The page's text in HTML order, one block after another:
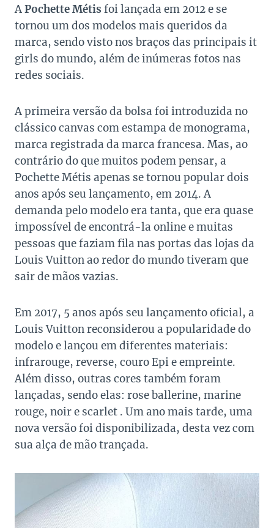
APochette Métis foi lançada em 2012 e se
tornou um dos modelos mais queridos da
marca, sendo visto nos braços das principais it
girls do mundo, além de inúmeras fotos nas
redes sociais.
A primeira versão da bolsa foi introduzida no
clássico canvas com estampa de monograma,
marca registrada da marca francesa. Mas, ao
contrário do que muitos podem pensar, a
Pochette Métis apenas se tornou popular dois
anos após seu lançamento, em 2014. A
demanda pelo modelo era tanta, que era quase
impossível de encontrá-la online e muitas
pessoas que faziam fila nas portas das lojas da
Louis Vuitton ao redor do mundo tiveram que
sair de mãos vazias.
Em 2017, 5 anos após seu lançamento oficial, a
Louis Vuitton reconsiderou a popularidade do
modelo e lançou em diferentes materiais:
infrarouge, reverse, couro Epi e empreinte.
Além disso, outras cores também foram
lançadas, sendo elas: rose ballerine, marine
rouge, noir e scarlet . Um ano mais tarde, uma
nova versão foi disponibilizada, desta vez com
sua alça de mão trançada.